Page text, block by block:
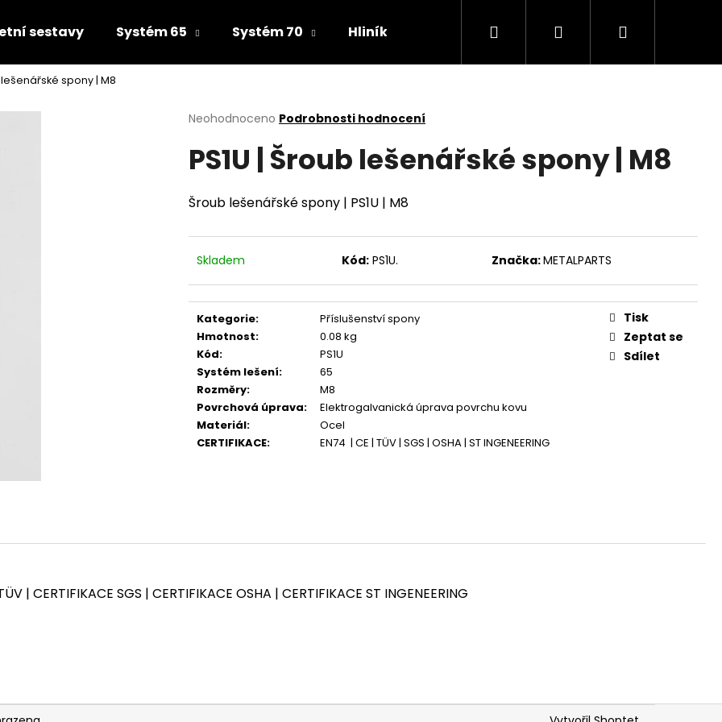
sestavy Systém 65 Systém 70 Hliníkové věže Mobilní oplocení Přechodové
Hledat PřihlášeníNákupní
lešenářské spony | M8
Průměrné
produktu
je
z
5
Neohodnoceno Podrobnosti hodnocení
PS1U | Šroub lešenářské spony | M8
Šroub lešenářské spony | PS1U | M8
Skladem Kód: PS1U. Značka:METALPARTS
Kategorie:
Příslušenství spony
Hmotnost:
0.08 kg
Kód:
PS1U
Systém lešení:
65
Rozměry:
M8
Povrchová úprava:
Elektrogalvanická úprava povrchu kovu
Materiál:
Ocel
CERTIFIKACE: EN74 | CE | TÜV | SGS | OSHA | ST INGENEERING
Tisk
Zeptat se
Sdílet
| CERTIFIKACE SGS | CERTIFIKACE OSHA | CERTIFIKACE ST INGENEERING
Co potřebujete najít?
HLEDAT
Následující
KOMPLETNÍ SESTAVA LEŠENÍ PLETTAC KOMPLETNÍ SESTAVA LEŠENÍ PLETTAC
PD70 - 480 M